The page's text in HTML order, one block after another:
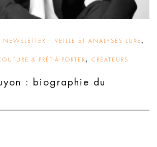
NEWSLETTER – VEILLE ET ANALYSES LUXE ,
& PRÊT-À-PORTER, CRÉATEURS
: biographie du